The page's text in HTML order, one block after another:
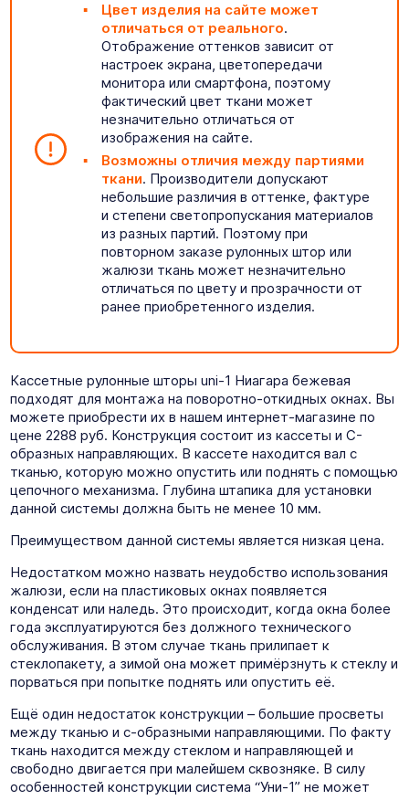
Цвет изделия на сайте может
отличаться от реального.
Отображение оттенков зависит от
настроек экрана, цветопередачи
монитора или смартфона, поэтому
фактический цвет ткани может
незначительно отличаться от
изображения на сайте.
Возможны отличия между партиями
ткани. Производители допускают
небольшие различия в оттенке, фактуре
и степени светопропускания материалов
из разных партий. Поэтому при
повторном заказе рулонных штор или
жалюзи ткань может незначительно
отличаться по цвету и прозрачности от
ранее приобретенного изделия.
Кассетные рулонные шторы uni-1 Ниагара бежевая
подходят для монтажа на поворотно-откидных окнах. Вы
можете приобрести их в нашем интернет-магазине по
цене 2288 руб. Конструкция состоит из кассеты и C-
образных направляющих. В кассете находится вал с
тканью, которую можно опустить или поднять с помощью
цепочного механизма. Глубина штапика для установки
данной системы должна быть не менее 10 мм.
Преимуществом данной системы является низкая цена.
Недостатком можно назвать неудобство использования
жалюзи, если на пластиковых окнах появляется
конденсат или наледь. Это происходит, когда окна более
года эксплуатируются без должного технического
обслуживания. В этом случае ткань прилипает к
стеклопакету, а зимой она может примёрзнуть к стеклу и
порваться при попытке поднять или опустить её.
Ещё один недостаток конструкции – большие просветы
между тканью и с-образными направляющими. По факту
ткань находится между стеклом и направляющей и
свободно двигается при малейшем сквозняке. В силу
особенностей конструкции система “Уни-1” не может